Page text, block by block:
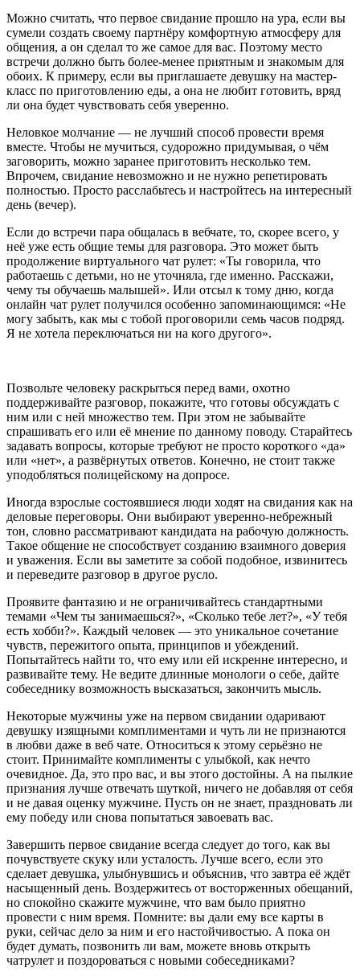
Можно считать, что первое свидание прошло на ура, если вы
сумели создать своему партнёру комфортную атмосферу для
общения, а он сделал то же самое для вас. Поэтому место
встречи должно быть более-менее приятным и знакомым для
обоих. К примеру, если вы приглашаете девушку на мастер-
класс по приготовлению еды, а она не любит готовить, вряд
ли она будет чувствовать себя уверенно.
Неловкое молчание — не лучший способ провести время
вместе. Чтобы не мучиться, судорожно придумывая, о чём
заговорить, можно заранее приготовить несколько тем.
Впрочем, свидание невозможно и не нужно репетировать
полностью. Просто расслабьтесь и настройтесь на интересный
день (вечер).
Если до встречи пара общалась в вебчате, то, скорее всего, у
неё уже есть общие темы для разговора. Это может быть
продолжение виртуального чат рулет: «Ты говорила, что
работаешь с детьми, но не уточняла, где именно. Расскажи,
чему ты обучаешь малышей». Или отсыл к тому дню, когда
онлайн чат рулет получился особенно запоминающимся: «Не
могу забыть, как мы с тобой проговорили семь часов подряд.
Я не хотела переключаться ни на кого другого».
Позвольте человеку раскрыться перед вами, охотно
поддерживайте разговор, покажите, что готовы обсуждать с
ним или с ней множество тем. При этом не забывайте
спрашивать его или её мнение по данному поводу. Старайтесь
задавать вопросы, которые требуют не просто короткого «да»
или «нет», а развёрнутых ответов. Конечно, не стоит также
уподобляться полицейскому на допросе.
Иногда взрослые состоявшиеся люди ходят на свидания как на
деловые переговоры. Они выбирают уверенно-небрежный
тон, словно рассматривают кандидата на рабочую должность.
Такое общение не способствует созданию взаимного доверия
и уважения. Если вы заметите за собой подобное, извинитесь
и переведите разговор в другое русло.
Проявите фантазию и не ограничивайтесь стандартными
темами «Чем ты занимаешься?», «Сколько тебе лет?», «У тебя
есть хобби?». Каждый человек — это уникальное сочетание
чувств, пережитого опыта, принципов и убеждений.
Попытайтесь найти то, что ему или ей искренне интересно, и
развивайте тему. Не ведите длинные монологи о себе, дайте
собеседнику возможность высказаться, закончить мысль.
Некоторые мужчины уже на первом свидании одаривают
девушку изящными комплиментами и чуть ли не признаются
в любви даже в веб чате. Относиться к этому серьёзно не
стоит. Принимайте комплименты с улыбкой, как нечто
очевидное. Да, это про вас, и вы этого достойны. А на пылкие
признания лучше отвечать шуткой, ничего не добавляя от себя
и не давая оценку мужчине. Пусть он не знает, праздновать ли
ему победу или снова попытаться завоевать вас.
Завершить первое свидание всегда следует до того, как вы
почувствуете скуку или усталость. Лучше всего, если это
сделает девушка, улыбнувшись и объяснив, что завтра её ждёт
насыщенный день. Воздержитесь от восторженных обещаний,
но спокойно скажите мужчине, что вам было приятно
провести с ним время. Помните: вы дали ему все карты в
руки, сейчас дело за ним и его настойчивостью. А пока он
будет думать, позвонить ли вам, можете вновь открыть
чатрулет и поздороваться с новыми собеседниками?